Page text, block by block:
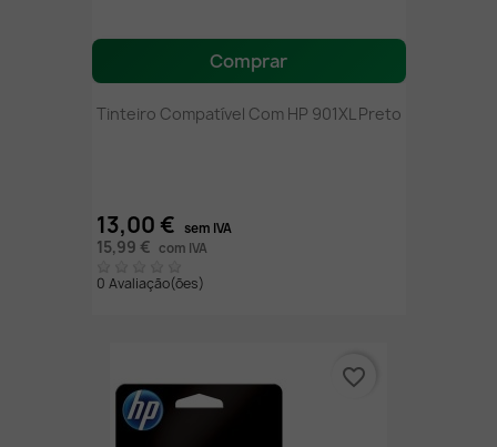
Comprar
Tinteiro Compatível Com HP 901XL Preto
13,00 € sem IVA
15,99 € com IVA
0 Avaliação(ões)
favorite_border